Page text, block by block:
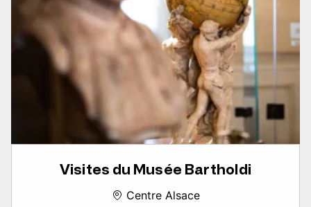
Visites du Musée Bartholdi
Centre Alsace